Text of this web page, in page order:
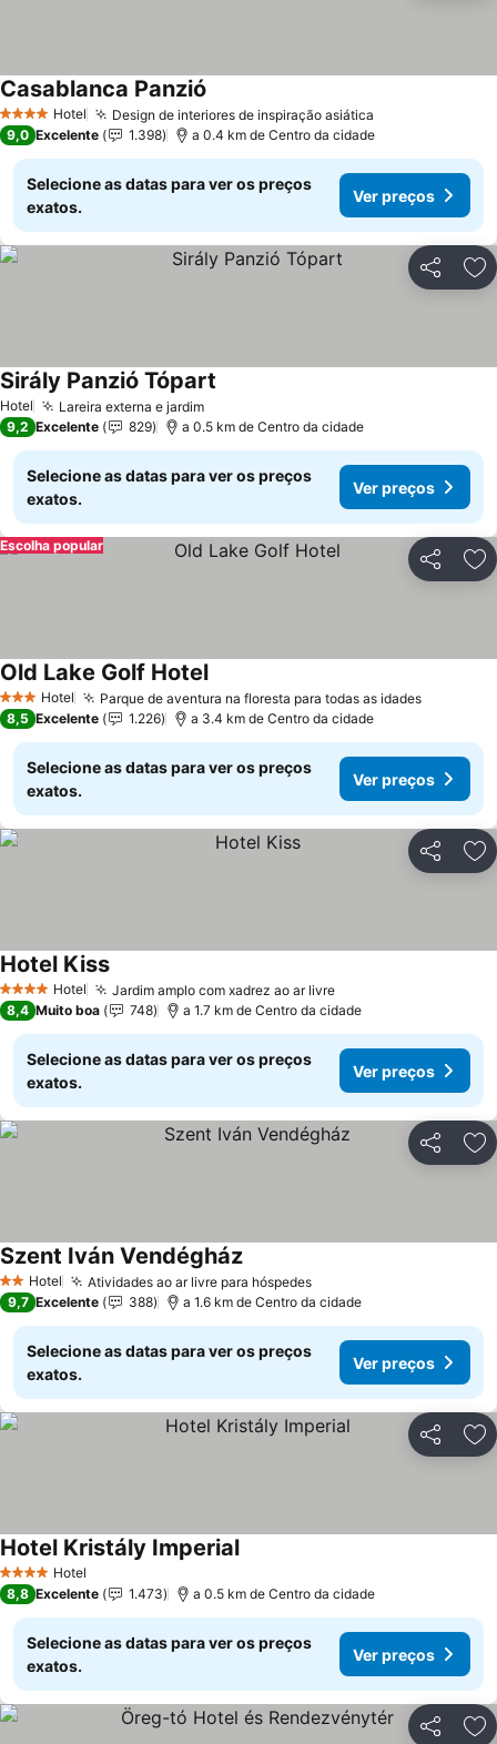
4 EstrelasHotel Design de interiores de inspiração asiática
Casablanca Panzió
9,0 Excelente 1.398 a 0.4 km de Centro da cidade
Selecione as datas para ver os preços
exatos.
Ver preços
Partilhar
Hotel Lareira externa e jardim
Sirály Panzió Tópart
9,2 Excelente 829 a 0.5 km de Centro da cidade
Selecione as datas para ver os preços
exatos.
Ver preços
Partilhar
Escolha popular
3 EstrelasHotel Parque de aventura na floresta para todas as idades
Old Lake Golf Hotel
8,5 Excelente 1.226 a 3.4 km de Centro da cidade
Selecione as datas para ver os preços
exatos.
Ver preços
Partilhar
4 EstrelasHotel Jardim amplo com xadrez ao ar livre
Hotel Kiss
8,4 Muito boa 748 a 1.7 km de Centro da cidade
Selecione as datas para ver os preços
exatos.
Ver preços
Partilhar
2 Estrelas
Hotel Atividades ao ar livre para hóspedes
Szent Iván Vendégház
9,7 Excelente 388 a 1.6 km de Centro da cidade
Selecione as datas para ver os preços
exatos.
Ver preços
Partilhar
4 EstrelasHotel
Hotel Kristály Imperial
8,8 Excelente 1.473 a 0.5 km de Centro da cidade
Selecione as datas para ver os preços
exatos.
Ver preços
Partilhar